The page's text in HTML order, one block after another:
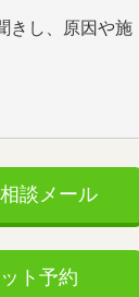
きし、原因や施
談メール
ト予約